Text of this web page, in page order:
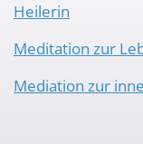
Heilerin
Meditation zur
Mediation zur